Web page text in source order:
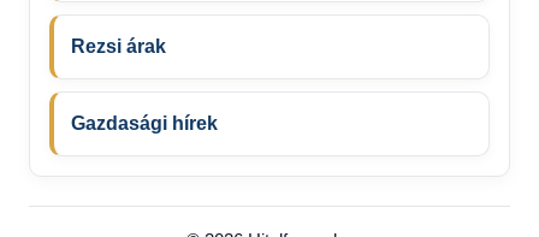
Rezsi árak
Gazdasági hírek